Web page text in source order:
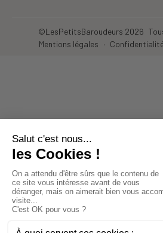
©LesPetitsBaroudeurs 2026
Mentions légales